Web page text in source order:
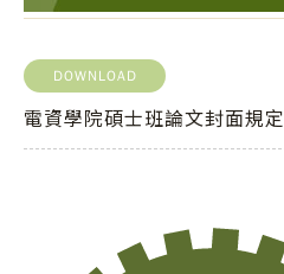
DOWNLOAD
電資學院碩士班論文封面規定